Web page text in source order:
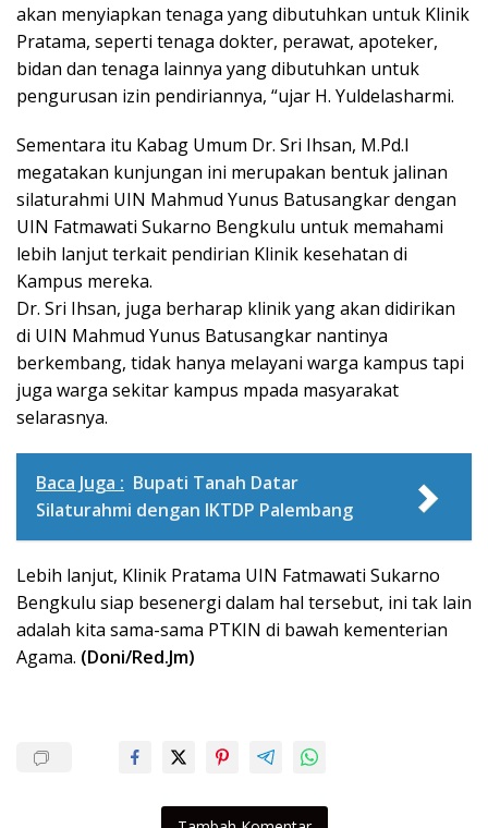
akan menyiapkan tenaga yang dibutuhkan untuk Klinik
Pratama, seperti tenaga dokter, perawat, apoteker,
bidan dan tenaga lainnya yang dibutuhkan untuk
pengurusan izin pendiriannya, “ujar H. Yuldelasharmi.
Sementara itu Kabag Umum Dr. Sri Ihsan, M.Pd.I
megatakan kunjungan ini merupakan bentuk jalinan
silaturahmi UIN Mahmud Yunus Batusangkar dengan
UIN Fatmawati Sukarno Bengkulu untuk memahami
lebih lanjut terkait pendirian Klinik kesehatan di
Kampus mereka.
Dr. Sri Ihsan, juga berharap klinik yang akan didirikan
di UIN Mahmud Yunus Batusangkar nantinya
berkembang, tidak hanya melayani warga kampus tapi
juga warga sekitar kampus mpada masyarakat
selarasnya.
Baca Juga : Bupati Tanah Datar
Silaturahmi dengan IKTDP Palembang
Lebih lanjut, Klinik Pratama UIN Fatmawati Sukarno
Bengkulu siap besenergi dalam hal tersebut, ini tak lain
adalah kita sama-sama PTKIN di bawah kementerian
Agama. (Doni/Red.Jm)